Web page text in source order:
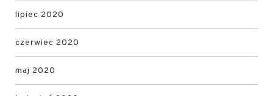
lipiec 2020
czerwiec 2020
maj 2020